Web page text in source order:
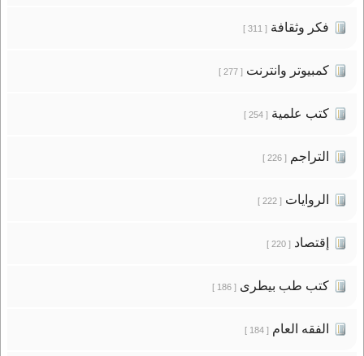
فكر وثقافة[ 311 ]
كمبيوتر وانترنت[ 277 ]
كتب علمية[ 254 ]
التراجم[ 226 ]
الروايات[ 222 ]
إقتصاد[ 220 ]
كتب طب بيطرى[ 186 ]
الفقه العام[ 184 ]